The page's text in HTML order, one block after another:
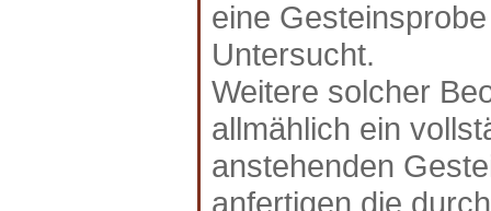
eine
Untersucht.
Weitere solcher
allmählich ein
anstehenden
anfertigen die